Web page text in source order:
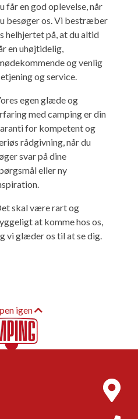
får en god oplevelse, når
besøger os. Vi bestræber
helhjertet på, at du altid
en uhøjtidelig,
og venlig
og service.
egen glæde og
med camping er din
for kompetent og
rådgivning, når du
svar på dine
eller ny
skal være rart og
at komme hos os,
vi glæder os til at se dig.
igen